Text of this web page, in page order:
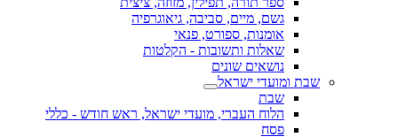
גשם, מיים, סביבה, גיאוגרפיה
אומנות, ספורט, פנאי
שאלות ותשובות - הקלטות
נושאים שונים
שבת ומועדי ישראל
שבת
הלוח העברי, מועדי ישראל, ראש חודש - כללי
פסח